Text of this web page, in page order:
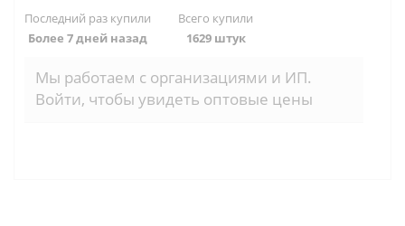
Последний раз купили
Более 7 дней назад
Всего купили
1629 штук
Мы работаем с организациями и ИП.
Войти, чтобы увидеть оптовые цены